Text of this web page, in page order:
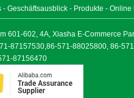
- Geschäftsausblick - Produkte - Online
601-602, 4A, Xiasha E-Commerce
87157530,86-571-88025800, 86-
87156470